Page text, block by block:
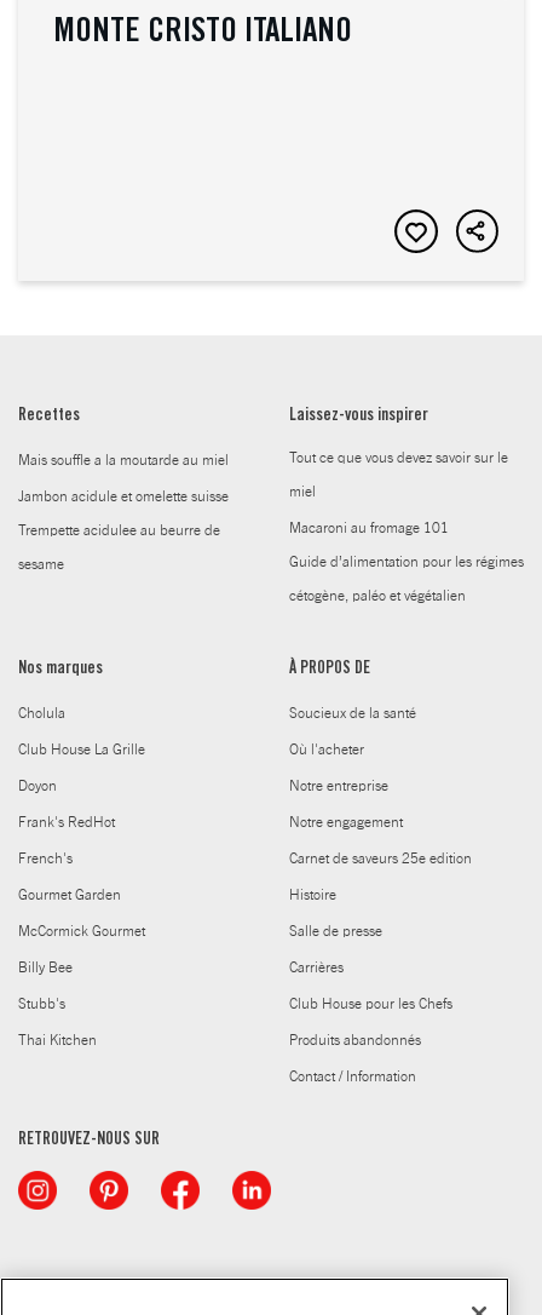
MONTE CRISTO ITALIANO
Recettes
Mais souffle a la moutarde au miel
Jambon acidule et omelette suisse
Trempette acidulee au beurre de
sesame
Laissez-vous inspirer
Tout ce que vous devez savoir sur le
miel
Macaroni au fromage 101
Guide d’alimentation pour les régimes
cétogène, paléo et végétalien
Nos marques
Cholula
Club House La Grille
Doyon
Frank's RedHot
French's
Gourmet Garden
McCormick Gourmet
Billy Bee
Stubb's
Thai Kitchen
À PROPOS DE
Soucieux de la santé
Où l'acheter
Notre entreprise
Notre engagement
Carnet de saveurs 25e edition
Histoire
Salle de presse
Carrières
Club House pour les Chefs
Produits abandonnés
Contact / Information
RETROUVEZ-NOUS SUR